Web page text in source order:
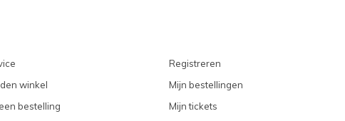
winkel
bestelling
Registreren
Mijn bestellingen
Mijn tickets